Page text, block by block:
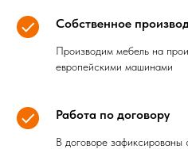
Собственное
Производим мебель на
европейскими машинами
Работа по договору
В договоре зафиксированы